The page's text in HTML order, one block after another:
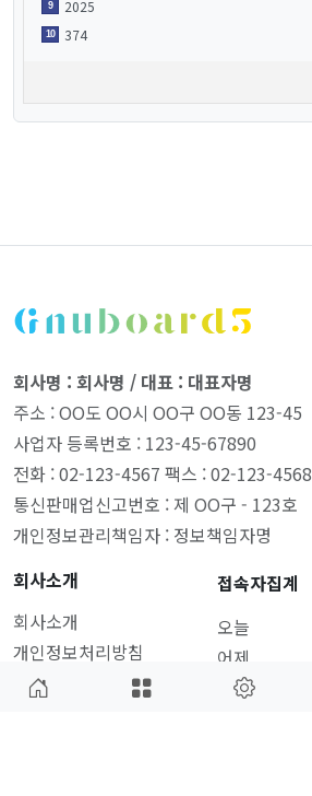
9 2025
10 374
회사명 : 회사명 / 대표 : 대표자명
주소 : OO도 OO시 OO구 OO동 123-45
사업자 등록번호 : 123-45-67890
전화 : 02-123-4567 팩스 : 02-123-4568
통신판매업신고번호 : 제 OO구 - 123호
개인정보관리책임자 : 정보책임자명
회사소개
회사소개
개인정보처리방침
서비스이용약관
접속자집계
오늘
어제
최대